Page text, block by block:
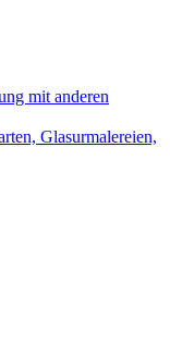
mit anderen
Glasurmalereien,